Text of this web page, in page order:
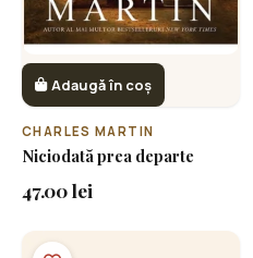
Adaugă în coș
CHARLES MARTIN
Niciodată prea departe
47.00 lei